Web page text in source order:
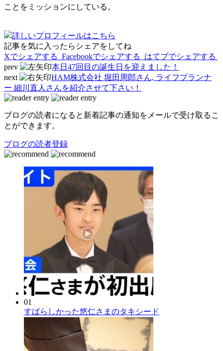
ことをミッションにしている。
詳しいプロフィールはこちら
記事を気に入ったらシェアをしてね
Xでシェアする Facebookでシェアする
はてブでシェアする
prev
本日47回目の誕生日を迎えました！
next
HAM株式会社 堀田周郎さん, ライフプランナ
ー 細川直人さんを紹介させて下さい！
ブログの読者になると新着記事の通知をメールで受け取るこ
とができます。
ブログの読者登録
01
すばらしかった悠仁さまのタキシード